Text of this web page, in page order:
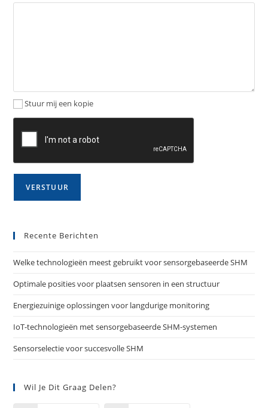
Stuur mij een kopie
Recente Berichten
Welke technologieën meest gebruikt voor sensorgebaseerde SHM
Optimale posities voor plaatsen sensoren in een structuur
Energiezuinige oplossingen voor langdurige monitoring
IoT-technologieën met sensorgebaseerde SHM-systemen
Sensorselectie voor succesvolle SHM
Wil Je Dit Graag Delen?